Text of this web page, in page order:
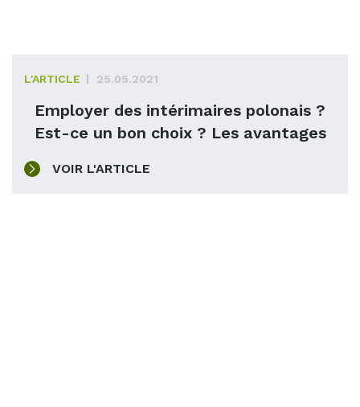
L'ARTICLE 25.05.2021
Employer des intérimaires polonais ?
Est-ce un bon choix ? Les avantages
VOIR L'ARTICLE